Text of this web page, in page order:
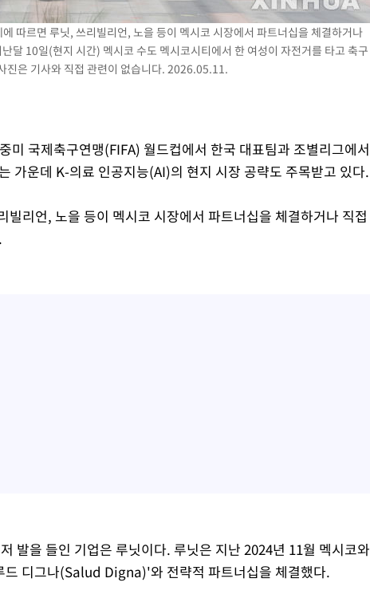
따르면 루닛, 쓰리빌리언, 노을 등이 멕시코 시장에서 파트너십을 체결하거나
달 10일(현지 시간) 멕시코 수도 멕시코시티에서 한 여성이 자전거를 타고 축구
진은 기사와 직접 관련이 없습니다. 2026.05.11.
미 국제축구연맹(FIFA) 월드컵에서 한국 대표팀과 조별리그에서
가운데 K-의료 인공지능(AI)의 현지 시장 공략도 주목받고 있다.
빌리언, 노을 등이 멕시코 시장에서 파트너십을 체결하거나 직접
발을 들인 기업은 루닛이다. 루닛은 지난 2024년 11월 멕시코와
드 디그나(Salud Digna)'와 전략적 파트너십을 체결했다.